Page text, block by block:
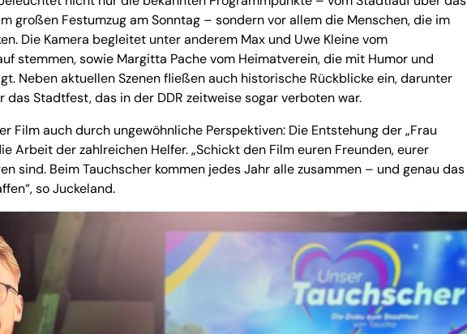
großen Festumzug am Sonntag – sondern vor allem die Menschen, die im
Die Kamera begleitet unter anderem Max und Uwe Kleine vom
stemmen, sowie Margitta Pache vom Heimatverein, die mit Humor und
Neben aktuellen Szenen fließen auch historische Rückblicke ein, darunter
Stadtfest, das in der DDR zeitweise sogar verboten war.
Film auch durch ungewöhnliche Perspektiven: Die Entstehung der „Frau
Arbeit der zahlreichen Helfer. „Schickt den Film euren Freunden, eurer
sind. Beim Tauchscher kommen jedes Jahr alle zusammen – und genau das
so Juckeland.